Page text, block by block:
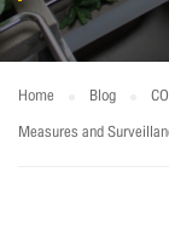
Home Blog
Measures and